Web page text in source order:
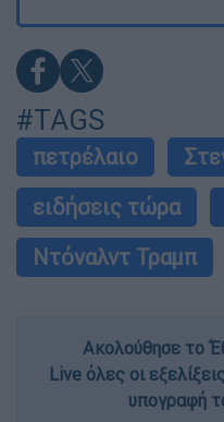
#TAGS
πετρέλαιο
ειδήσεις τώρα
Ντόναλντ Τραμπ
Ακολούθησε το
Live όλες οι
υπογραφή